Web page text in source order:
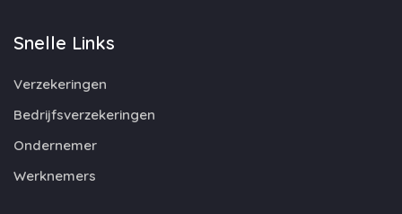
Snelle Links
Verzekeringen
Bedrijfsverzekeringen
Ondernemer
Werknemers